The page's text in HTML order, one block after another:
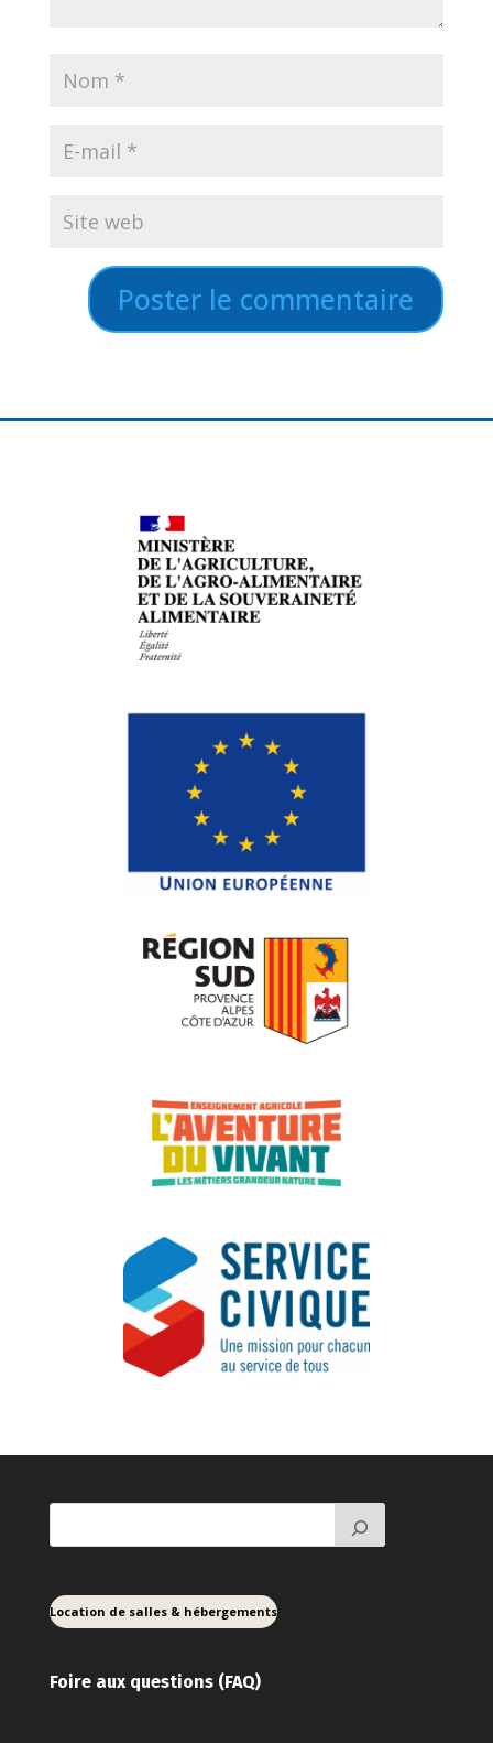
Location de salles & hébergements
Foire aux questions (FAQ)